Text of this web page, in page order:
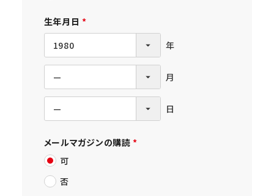
生年月日
(
須
メールマガジンの購読
可
否